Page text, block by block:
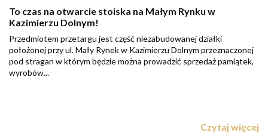
To czas na otwarcie stoiska na Małym Rynku w
Kazimierzu Dolnym!
Przedmiotem przetargu jest część niezabudowanej działki
położonej przy ul. Mały Rynek w Kazimierzu Dolnym przeznaczonej
pod stragan w którym będzie można prowadzić sprzedaż pamiątek,
wyrobów...
Czytaj więcej